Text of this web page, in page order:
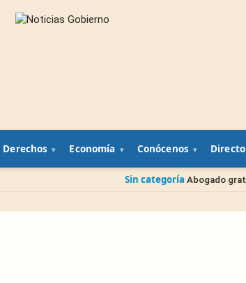
Derechos Economía Conócenos
Sin categoríaAbogado gratis del